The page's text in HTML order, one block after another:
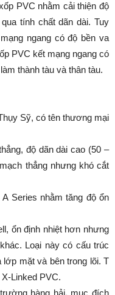
PVC nhằm cải thiện độ
tính chất dãn dài. Tuy
ngang có độ bền va
PVC kết mạng ngang có
thành tàu và thân tàu.
Sỹ, có tên thương mại
độ dãn dài cao (50 –
thẳng nhưng khó cắt
Series nhằm tăng độ ổn
ổn định nhiệt hơn nhưng
Loại này có cấu trúc
mặt và bên trong lõi. T
Linked PVC.
hàng hải, mục đích